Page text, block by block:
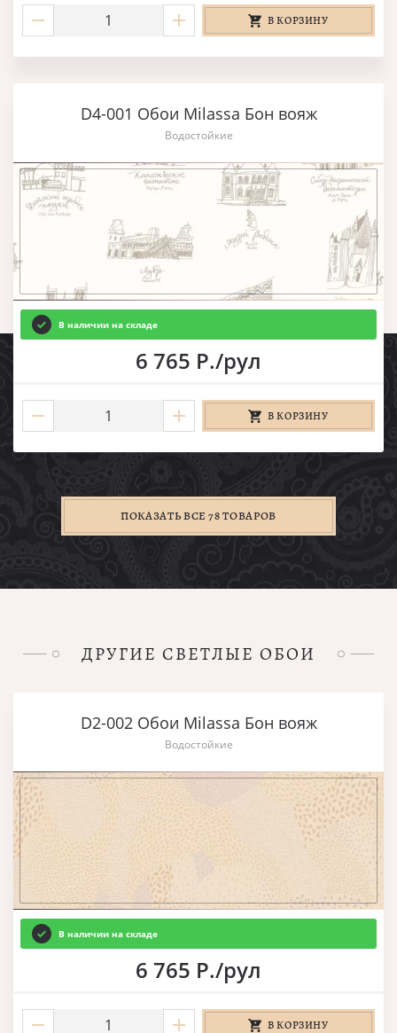
В КОРЗИНУ
D4-001 Обои Milassa Бон вояж
Водостойкие
В наличии на складе
6 765 Р./рул
В КОРЗИНУ
ПОКАЗАТЬ ВСЕ 78 ТОВАРОВ
ДРУГИЕ СВЕТЛЫЕ ОБОИ
D2-002 Обои Milassa Бон вояж
Водостойкие
В наличии на складе
6 765 Р./рул
В КОРЗИНУ